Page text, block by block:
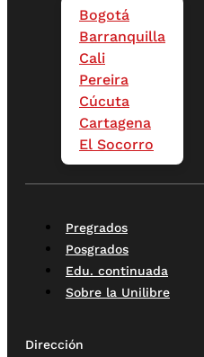
Bogotá
Barranquilla
Cali
Pereira
Cúcuta
Cartagena
El Socorro
Pregrados
Posgrados
Edu. continuada
Sobre la Unilibre
Dirección